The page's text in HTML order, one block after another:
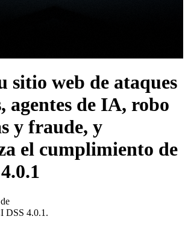
sitio web de ataques
agentes de IA, robo
y fraude, y
el cumplimiento de
scripts.
DSS 4.0.1.